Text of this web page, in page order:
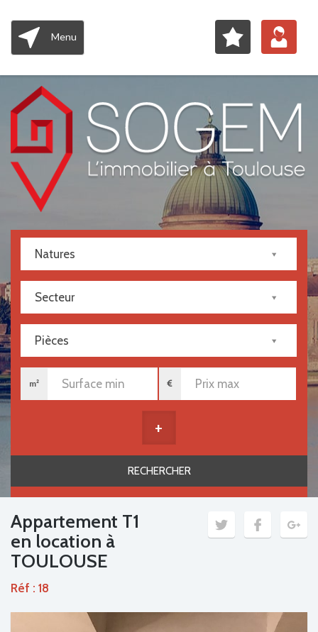
Menu
Natures
Secteur
Pièces
m²
+
Appartement T1
en location à
TOULOUSE
Réf : 18
Previous